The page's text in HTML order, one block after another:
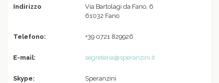
Indirizzo
Via Bartolagi da Fano, 6
61032 Fano
Telefono: +39 0721 829926
E-mail: segreteria@speranzini.it
Skype: Speranzini